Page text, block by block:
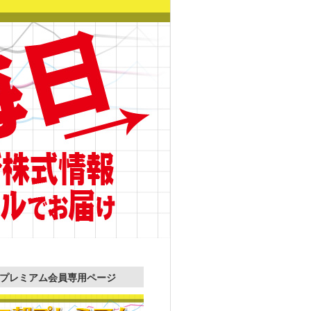
レミアム会員専用ページ